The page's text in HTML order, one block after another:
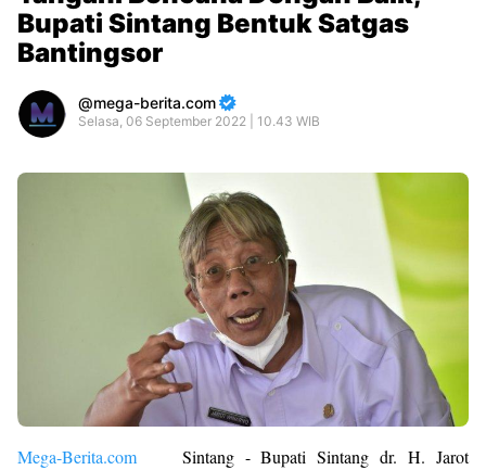
Bupati Sintang Bentuk Satgas
Bantingsor
mega-berita.com
Selasa, 06 September 2022 | 10.43 WIB
Mega-Berita.com Sintang - Bupati Sintang dr. H. Jarot